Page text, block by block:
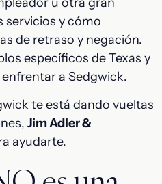
servicios y cómo
de retraso y negación.
específicos de Texas y
a Sedgwick.
te está dando vueltas
Jim Adler &
ayudarte.